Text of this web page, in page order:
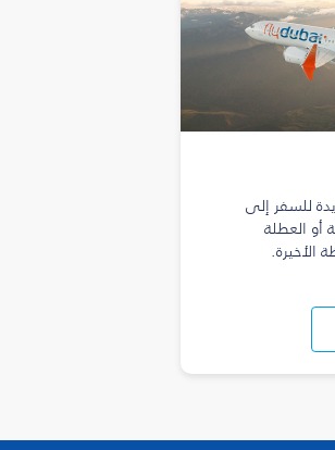
للسفر إلى
أو العطلة
الأخيرة.